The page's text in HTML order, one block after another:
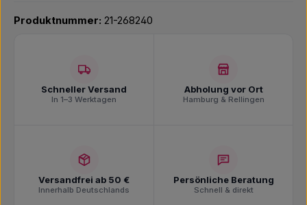
Produktnummer: 21-268240
Schneller Versand
In 1–3 Werktagen
Abholung vor Ort
Hamburg & Rellingen
Versandfrei ab 50 €
Innerhalb Deutschlands
Persönliche Beratung
Schnell & direkt